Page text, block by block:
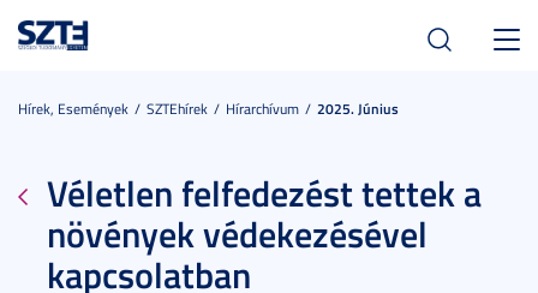
Hírek, Események SZTEhírek Hírarchívum 2025. Június
Véletlen felfedezést tettek a
növények védekezésével
kapcsolatban